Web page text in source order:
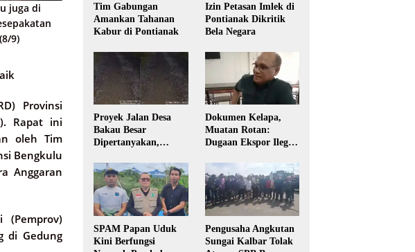
juga di
9)
Provinsi
Rapat ini
oleh Tim
Bengkulu
Anggaran
(Pemprov)
di Gedung
Tim Gabungan
Amankan Tahanan
Kabur di Pontianak
Izin Petasan Imlek di
Pontianak Dikritik
Bela Negara
Proyek Jalan Desa
Bakau Besar
Dipertanyakan,
dan Transparansi
Pelaksanaan
Pembangunan
Dokumen Kelapa,
Muatan Rotan:
Dugaan Ekspor Ilegal
Publik Kalbar
SPAM Papan Uduk
Kini Berfungsi
Pengusaha Angkutan
Sungai Kalbar Tolak